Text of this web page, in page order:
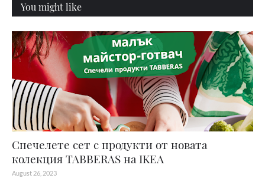
You might like
Спечелете сет с продукти от новата
колекция TABBERAS на IKEA
August 26, 2023